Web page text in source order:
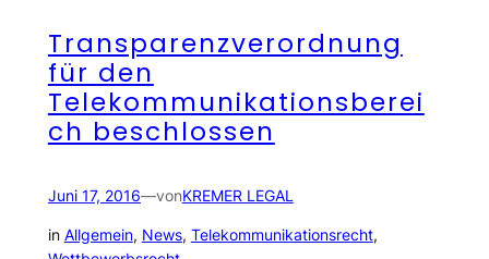
Transparenzverordnung
für den
Telekommunikationsberei
ch beschlossen
Juni 17, 2016—vonKREMER LEGAL
in Allgemein, News, Telekommunikationsrecht